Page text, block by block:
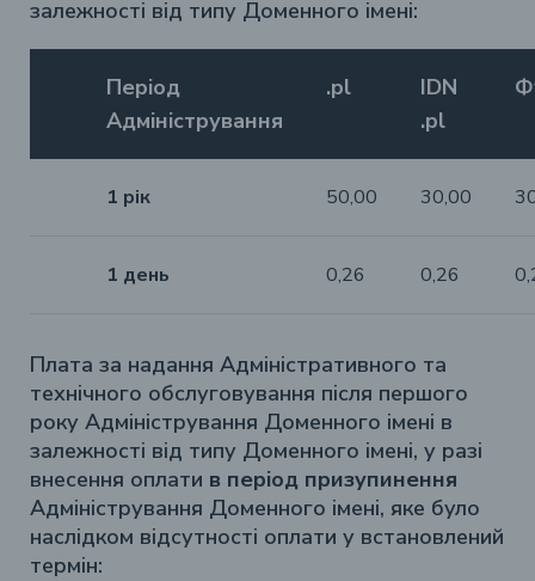
залежності від типу Доменного імені:
Період
Адміністрування
.pl
IDN
.pl
1 рік 50,00 30,00
1 день 0,26 0,26
Плата за надання Адміністративного та
технічного обслуговування після першого
року Адміністрування Доменного імені в
залежності від типу Доменного імені, у разі
внесення оплати в період призупинення
Адміністрування Доменного імені, яке було
наслідком відсутності оплати у встановлений
термін: